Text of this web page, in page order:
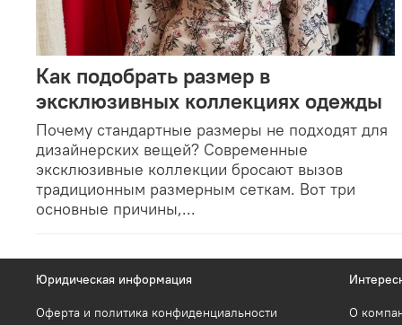
Как подобрать размер в
эксклюзивных коллекциях одежды
Почему стандартные размеры не подходят для
дизайнерских вещей? Современные
эксклюзивные коллекции бросают вызов
традиционным размерным сеткам. Вот три
основные причины,...
Юридическая информация
Оферта и политика конфиденциальности О